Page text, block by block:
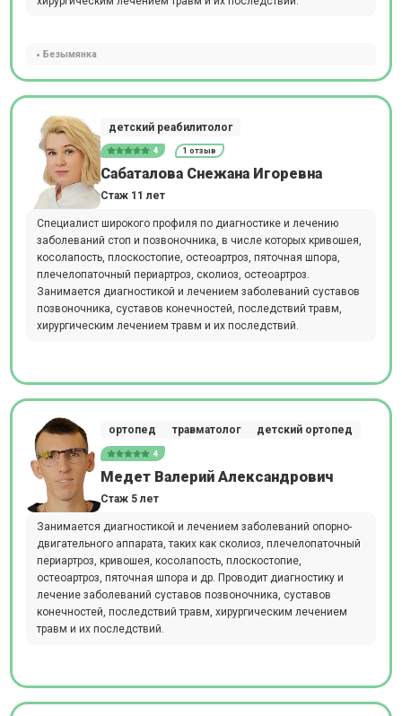
Безымянка
детский реабилитолог
4 1 отзыв
Сабаталова Снежана Игоревна
Стаж 11 лет
Специалист широкого профиля по диагностике и лечению
заболеваний стоп и позвоночника, в числе которых кривошея,
косолапость, плоскостопие, остеоартроз, пяточная шпора,
плечелопаточный периартроз, сколиоз, остеоартроз.
Занимается диагностикой и лечением заболеваний суставов
позвоночника, суставов конечностей, последствий травм,
хирургическим лечением травм и их последствий.
ортопед травматолог детский ортопед
4
Медет Валерий Александрович
Стаж 5 лет
Занимается диагностикой и лечением заболеваний опорно-
двигательного аппарата, таких как сколиоз, плечелопаточный
периартроз, кривошея, косолапость, плоскостопие,
остеоартроз, пяточная шпора и др. Проводит диагностику и
лечение заболеваний суставов позвоночника, суставов
конечностей, последствий травм, хирургическим лечением
травм и их последствий.